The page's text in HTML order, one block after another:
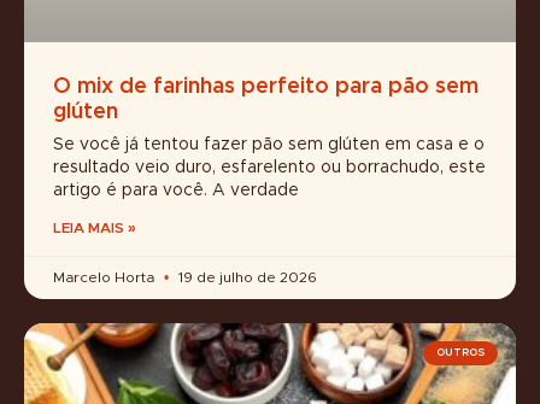
O mix de farinhas perfeito para pão sem
glúten
Se você já tentou fazer pão sem glúten em casa e o
resultado veio duro, esfarelento ou borrachudo, este
artigo é para você. A verdade
LEIA MAIS »
Marcelo Horta 19 de julho de 2026
OUTROS